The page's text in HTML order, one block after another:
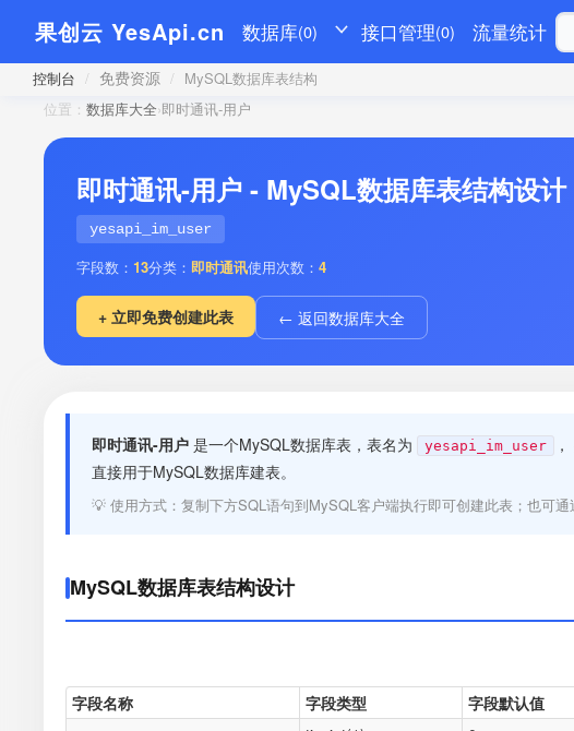
果创云 YesApi.cn 数据库(0) 接口管理(0) 流量统计
控制台 / 免费资源 / MySQL数据库表结构
位置： 数据库大全›即时通讯-用户
即时通讯-用户 - MySQL数据库表结构设计
yesapi_im_user
字段数： 13分类： 即时通讯使用次数： 4
+ 立即免费创建此表 ← 返回数据库大全
即时通讯-用户 是一个MySQL数据库表，表名为 yesapi_im_user
直接用于MySQL数据库建表。
💡 使用方式：复制下方SQL语句到MySQL客户端执行即可创建此表；也可
MySQL数据库表结构设计
字段名称
字段类型 字段默认值